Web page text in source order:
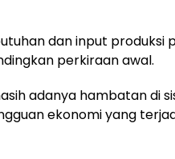
dan input produksi
perkiraan awal.
adanya hambatan di
ekonomi yang